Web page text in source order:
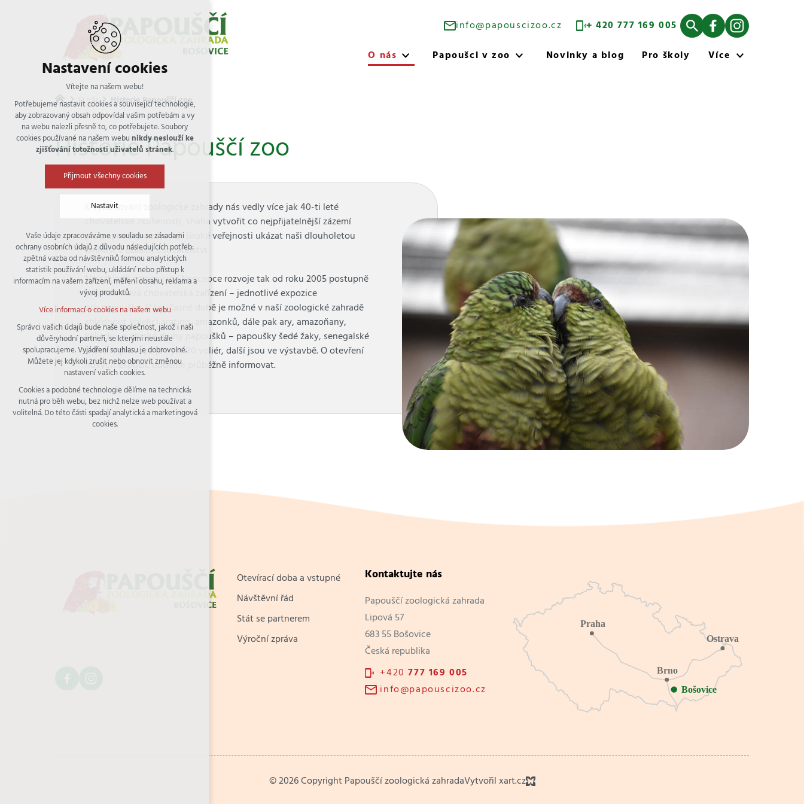
info@papouscizoo.cz
+ 420 777 169 005
O nás
Papoušci v zoo Novinky a blog Pro školy Více
O nás Historie Papouščí zoo
Historie Papouščí zoo
K vybudování zoologické zahrady nás vedly více jak 40-ti leté
chovatelské zkušenosti, snaha vytvořit co nejpřijatelnější zázemí
pro papoušky a zároveň široké veřejnosti ukázat naši dlouholetou
činnost v oblasti chovatelství.
Na základě zpracované koncepce rozvoje tak od roku 2005 postupně
vznikala nová chovatelská zařízení – jednotlivé expozice
pro papoušky. V současné době je možné v naší zoologické zahradě
shlédnout kolekci arating, amazonků, dále pak ary, amazoňany,
kakaduy a africké druhy papoušků – papoušky šedé žaky, senegalské
a jiné. V provozu je nyní 80 voliér, další jsou ve výstavbě. O otevření
nových expozic budeme průběžně informovat.
Otevírací doba a vstupné
Návštěvní řád
Stát se partnerem
Výroční zpráva
Kontaktujte nás
+420777 169 005
info@papouscizoo.cz
Papouščí zoologická zahrada
Lipová 57
683 55 Bošovice
Česká republika
© 2026 Copyright Papouščí zoologická zahradaVytvořil xart.cz
Nastavení cookies
Vítejte na našem webu!
Potřebujeme nastavit cookies a související technologie,
aby zobrazovaný obsah odpovídal vašim potřebám a vy
na webu nalezli přesně to, co potřebujete. Soubory
cookies používané na našem webunikdy neslouží ke
zjišťování totožnosti uživatelů stránek.
Přijmout všechny cookies
Nastavit
Technická cookies
nutná pro provozování webu
udržení kontextu stránek (session): případná
přihlášení, volby jazyka, apod.
analytická pro anonymizované vyhodnocení
návštěvnosti
marketingová cookies (Google)
Více informací o cookies na našem webu
Přijmout všechny cookies
Odmítnout vše
Vaše údaje zpracováváme v souladu se zásadami
ochrany osobních údajů z důvodu následujících potřeb:
zpětná vazba od návštěvníků formou analytických
statistik používání webu, ukládání nebo přístup k
informacím na vašem zařízení, měření obsahu, reklama a
vývoj produktů.
Více informací o cookies na našem webu
Správci vašich údajů bude naše společnost, jakož i naši
důvěryhodní partneři, se kterými neustále
spolupracujeme. Vyjádření souhlasu je dobrovolné.
Můžete jej kdykoli zrušit nebo obnovit změnou
nastavení vašich cookies.
Cookies a podobné technologie dělíme na technická:
nutná pro běh webu, bez nichž nelze web používat a
volitelná. Do této části spadají analytická a marketingová
cookies.